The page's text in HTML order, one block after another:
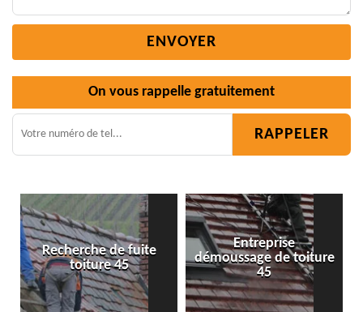
On vous rappelle gratuitement
Entreprise
démoussage de toiture
45
Isolation toiture 45